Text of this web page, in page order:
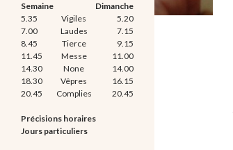
Semaine
Dimanche
5.35
Vigiles
5.20
7.00
Laudes
7.15
8.45
Tierce
9.15
11.45
Messe
11.00
14.30
None
14.00
18.30
Vêpres
16.15
20.45
Complies 20.45
Précisions horaires
Jours particuliers